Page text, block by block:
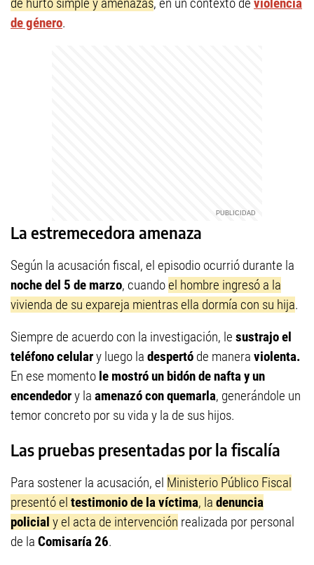
de género.
La estremecedora amenaza
Según la acusación fiscal, el episodio ocurrió durante la
noche del 5 de marzo, cuandoel hombre ingresó a la
vivienda de su expareja mientras ella dormía con su hija.
Siempre de acuerdo con la investigación, le sustrajo el
teléfono celulary luego la despertó de manera violenta.
En ese momento le mostró un bidón de nafta y un
encendedory la amenazó con quemarla, generándole un
temor concreto por su vida y la de sus hijos.
Las pruebas presentadas por la fiscalía
Para sostener la acusación, el Ministerio Público Fiscal
presentó el testimonio de la víctima, la denuncia
policial y el acta de intervención realizada por personal
de la Comisaría 26.